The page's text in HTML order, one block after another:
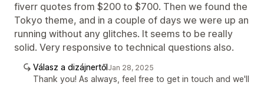
fiverr quotes from $200 to $700. Then we found the
Tokyo theme, and in a couple of days we were up an
running without any glitches. It seems to be really
solid. Very responsive to technical questions also.
Válasz a dizájnertőlJan 28, 2025
Thank you! As always, feel free to get in touch and we'll